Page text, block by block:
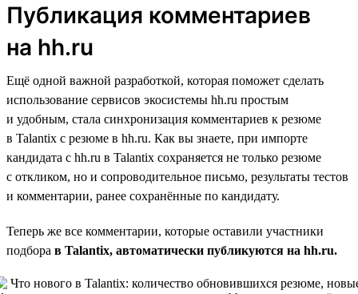
Публикация комментариев
на hh.ru
Ещё одной важной разработкой, которая поможет сделать
использование сервисов экосистемы hh.ru простым
и удобным, стала синхронизация комментариев к резюме
в Talantix с резюме в hh.ru. Как вы знаете, при импорте
кандидата с hh.ru в Talantix сохраняется не только резюме
с откликом, но и сопроводительное письмо, результаты тестов
и комментарии, ранее сохранённые по кандидату.
Теперь же все комментарии, которые оставили участники
подбора в Talantix, автоматически публикуются на hh.ru.